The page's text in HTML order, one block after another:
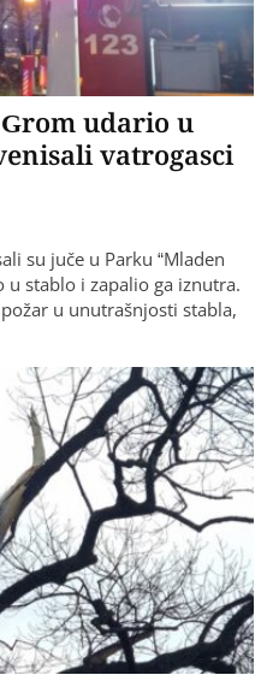
udario u
vatrogasci
su juče u Parku “Mladen
u stablo i zapalio ga iznutra.
u unutrašnjosti stabla,